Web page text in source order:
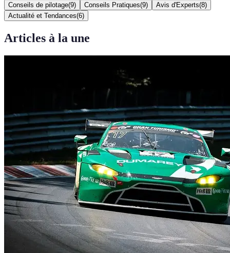
Conseils de pilotage(9) Conseils Pratiques(9) Avis d'Experts(8)
Actualité et Tendances(6)
Articles à la une